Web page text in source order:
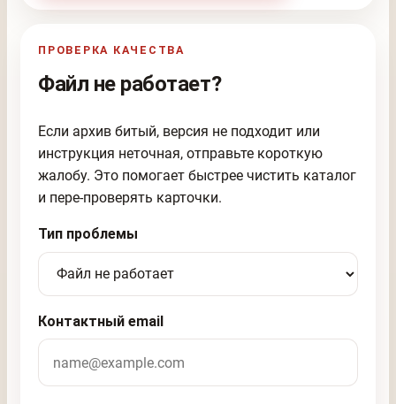
ПРОВЕРКА КАЧЕСТВА
Файл не работает?
Если архив битый, версия не подходит или
инструкция неточная, отправьте короткую
жалобу. Это помогает быстрее чистить каталог
и пере-проверять карточки.
Тип проблемы
Контактный email